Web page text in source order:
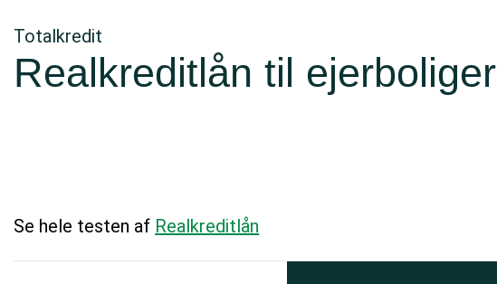
Totalkredit
Realkreditlån til ejerboliger
Se hele testen af Realkreditlån